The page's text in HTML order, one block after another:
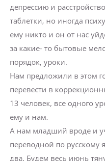
депрессию и
таблетки, но иногда
ему никто и он от нас
за какие- то бытовые
порядок, уроки.
Нам предложили в этом
перевести в
13 человек, все одного
ему и нам.
А нам младший вроде и
переводной по русскому
два. Будем весь июнь